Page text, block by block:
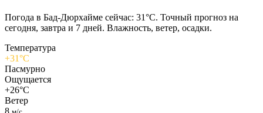
Погода в Бад-Дюрхайме сейчас: 31°C. Точный прогноз на
сегодня, завтра и 7 дней. Влажность, ветер, осадки.
Температура
+31°C
Пасмурно
Ощущается
+26°C
Ветер
8